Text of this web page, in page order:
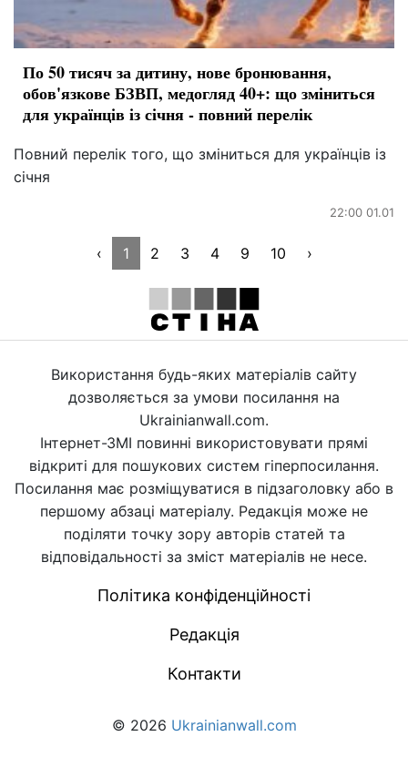
По 50 тисяч за дитину, нове бронювання,
обов'язкове БЗВП, медогляд 40+: що зміниться
для українців із січня - повний перелік
Повний перелік того, що зміниться для українців із
січня
22:00 01.01
‹ 1 2 3 4 9 10 ›
Використання будь-яких матеріалів сайту
дозволяється за умови посилання на
Ukrainianwall.com.
Інтернет-ЗМІ повинні використовувати прямі
відкриті для пошукових систем гіперпосилання.
Посилання має розміщуватися в підзаголовку або в
першому абзаці матеріалу. Редакція може не
поділяти точку зору авторів статей та
відповідальності за зміст матеріалів не несе.
Політика конфіденційності
Редакція
Контакти
© 2026 Ukrainianwall.com